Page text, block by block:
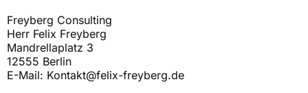
Freyberg Consulting
Herr Felix Freyberg
Mandrellaplatz 3
12555 Berlin
E-Mail: Kontakt@felix-freyberg.de